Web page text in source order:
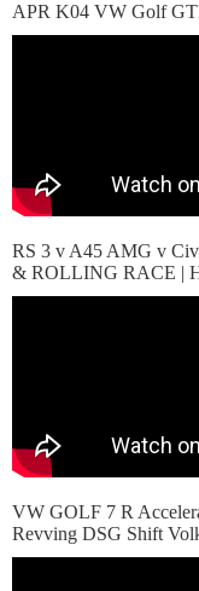
APR K04 VW Golf
RS 3 v A45 AMG v
& ROLLING RACE |
VW GOLF 7 R
Revving DSG Shift